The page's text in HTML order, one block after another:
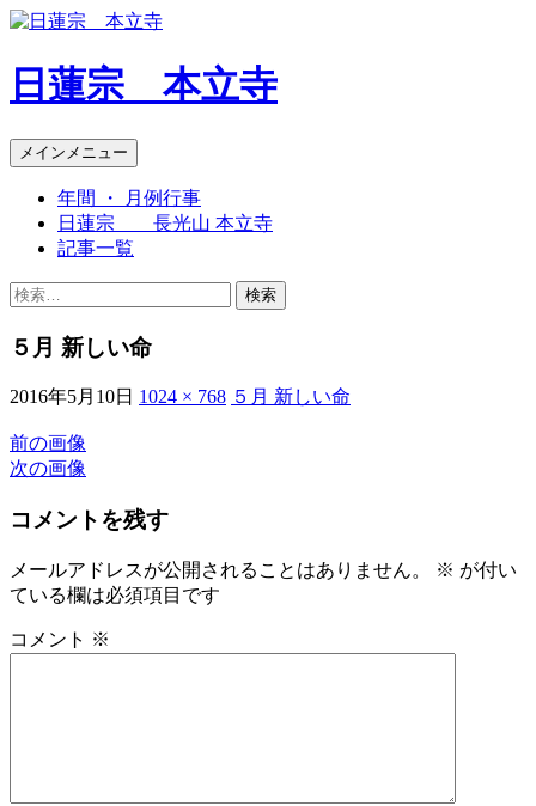
日蓮宗 本立寺
検
索
メインメニュー コ
テ
ン
ッ
年間 ・ 月例行事
日蓮宗 長光山 本立寺
記事一覧
検
５月 新しい命
2016年5月10日 1024 × 768 ５月 新しい命
前の画像
次の画像
コメントを残す
メールアドレスが公開されることはありません。 ※ が付い
ている欄は必須項目です
コメント ※